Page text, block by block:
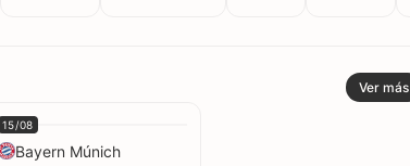
Ver más
15/08
Bayern Múnich